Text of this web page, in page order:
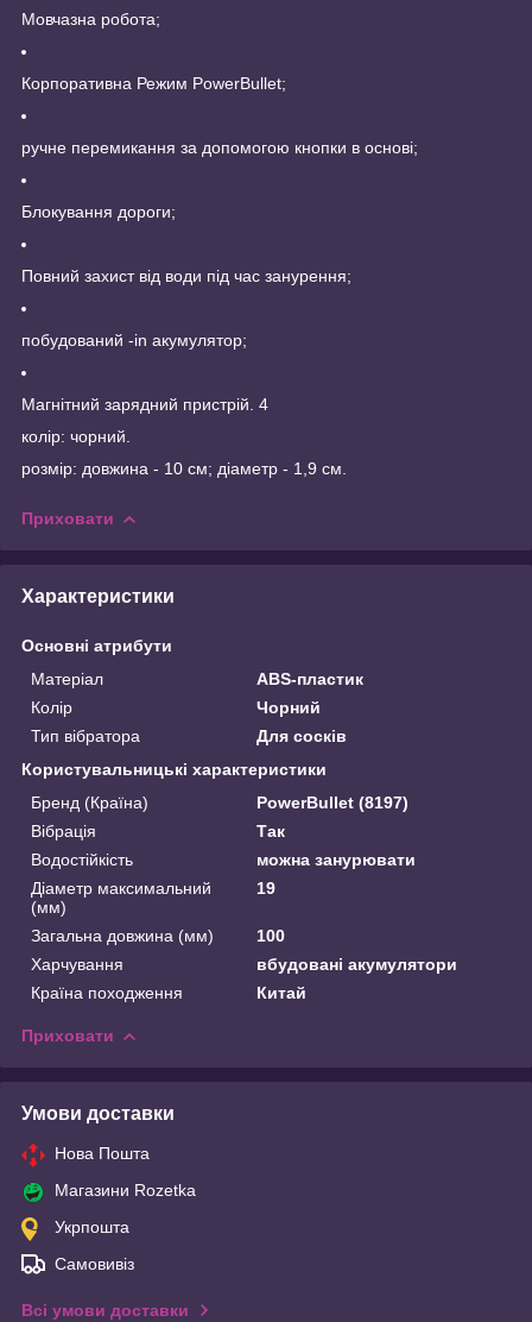
Мовчазна робота;
Корпоративна Режим PowerBullet;
ручне перемикання за допомогою кнопки в основі;
Блокування дороги;
Повний захист від води під час занурення;
побудований -in акумулятор;
Магнітний зарядний пристрій. 4
колір: чорний.
розмір: довжина - 10 см; діаметр - 1,9 см.
Приховати
Характеристики
Основні атрибути
Матеріал
ABS-пластик
Колір
Чорний
Тип вібратора
Для сосків
Користувальницькі характеристики
Бренд (Країна)
PowerBullet (8197)
Вібрація
Так
Водостійкість
можна занурювати
Діаметр максимальний
(мм)
19
Загальна довжина (мм)
100
Харчування
вбудовані акумулятори
Країна походження
Китай
Приховати
Умови доставки
Нова Пошта
Магазини Rozetka
Укрпошта
Самовивіз
Всі умови доставки